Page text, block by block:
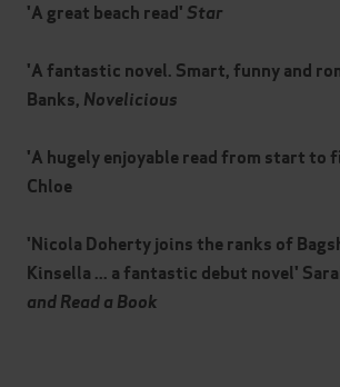
'A great beach read' Star
'A fantastic novel. Smart, funny and
Banks, Novelicious
'A hugely enjoyable read from start to
Chloe
'Nicola Doherty joins the ranks of
Kinsella ... a fantastic debut novel'
and Read a Book